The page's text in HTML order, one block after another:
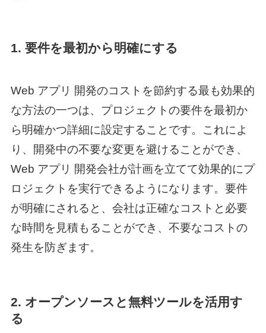
1. 要件を最初から明確にする
Web アプリ 開発のコストを節約する最も効果的
な方法の一つは、プロジェクトの要件を最初か
ら明確かつ詳細に設定することです。これによ
り、開発中の不要な変更を避けることができ、
Web アプリ 開発会社が計画を立てて効果的にプ
ロジェクトを実行できるようになります。要件
が明確にされると、会社は正確なコストと必要
な時間を見積もることができ、不要なコストの
発生を防ぎます。
2. オープンソースと無料ツールを活用す
る